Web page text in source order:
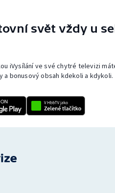
svět vždy u
iVysílání ve své chytré televizi
a bonusový obsah kdekoli a kdykoli.